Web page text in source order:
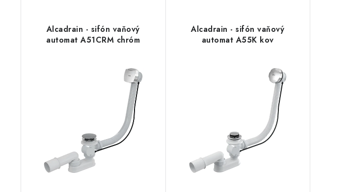
Alcadrain - sifón vaňový
automat A51CRM chróm
Alcadrain - sifón vaňový
automat A55K kov